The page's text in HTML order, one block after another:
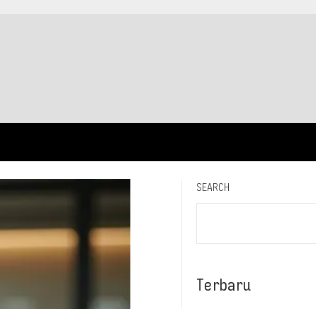
SEARCH
Terbaru